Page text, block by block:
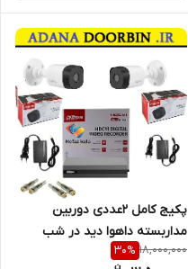
پکیج کامل 2عددی دوربین
مداربسته داهوا دید در شب
18,000,000
30%